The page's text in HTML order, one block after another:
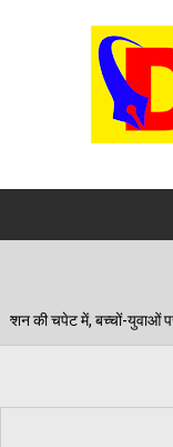
बड़ा हमला!